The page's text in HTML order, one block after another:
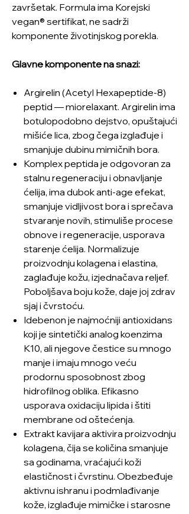
završetak. Formula ima Korejski
vegan® sertifikat, ne sadrži
komponente životinjskog porekla.
Glavne komponente na snazi:
Argirelin (Acetyl Hexapeptide-8)
peptid — miorelaxant. Argirelin ima
botulopodobno dejstvo, opuštajući
mišiće lica, zbog čega izglađuje i
smanjuje dubinu mimičnih bora.
Komplex peptida je odgovoran za
stalnu regeneraciju i obnavljanje
ćelija, ima dubok anti-age efekat,
smanjuje vidljivost bora i sprečava
stvaranje novih, stimuliše procese
obnove i regeneracije, usporava
starenje ćelija. Normalizuje
proizvodnju kolagena i elastina,
zaglađuje kožu, izjednačava reljef.
Poboljšava boju kože, daje joj zdrav
sjaj i čvrstoću.
Idebenon je najmoćniji antioxidans
koji je sintetički analog koenzima
K10, ali njegove čestice su mnogo
manje i imaju mnogo veću
prodornu sposobnost zbog
hidrofilnog oblika. Efikasno
usporava oxidaciju lipida i štiti
membrane od oštećenja.
Extrakt kavijara aktivira proizvodnju
kolagena, čija se količina smanjuje
sa godinama, vraćajući koži
elastičnost i čvrstinu. Obezbeđuje
aktivnu ishranu i podmlađivanje
kože, izglađuje mimičke i starosne